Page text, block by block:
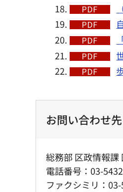
お問い合わせ先
総務部 区政情報課
電話番号：03-
ファクシミリ：